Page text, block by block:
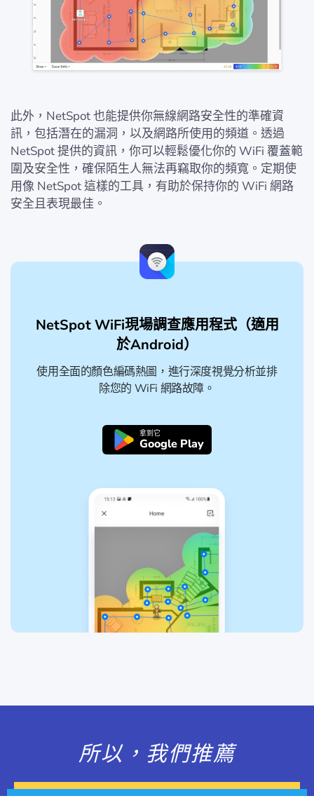
此外，NetSpot 也能提供你無線網路安全性的準確資
訊，包括潛在的漏洞，以及網路所使用的頻道。透過
NetSpot 提供的資訊，你可以輕鬆優化你的 WiFi 覆蓋範
圍及安全性，確保陌生人無法再竊取你的頻寬。定期使
用像 NetSpot 這樣的工具，有助於保持你的 WiFi 網路
安全且表現最佳。
NetSpot WiFi現場調查應用程式（適用
於Android）
使用全面的顏色編碼熱圖，進行深度視覺分析並排
除您的 WiFi 網路故障。
拿到它
Google Play
所以，我們推薦